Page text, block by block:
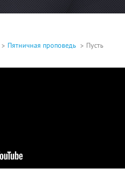
Пятничная проповедь
Пусть